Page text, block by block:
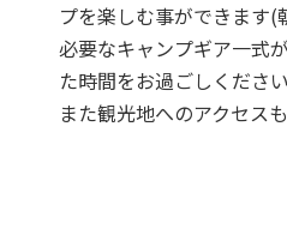
プを楽しむ事ができます(
必要なキャンプギア一式
た時間をお過ごしください
また観光地へのアクセス